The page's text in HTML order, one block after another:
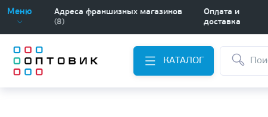
Меню
Адреса франшизных магазинов
(8)
Оплата и
доставка
КАТАЛОГ